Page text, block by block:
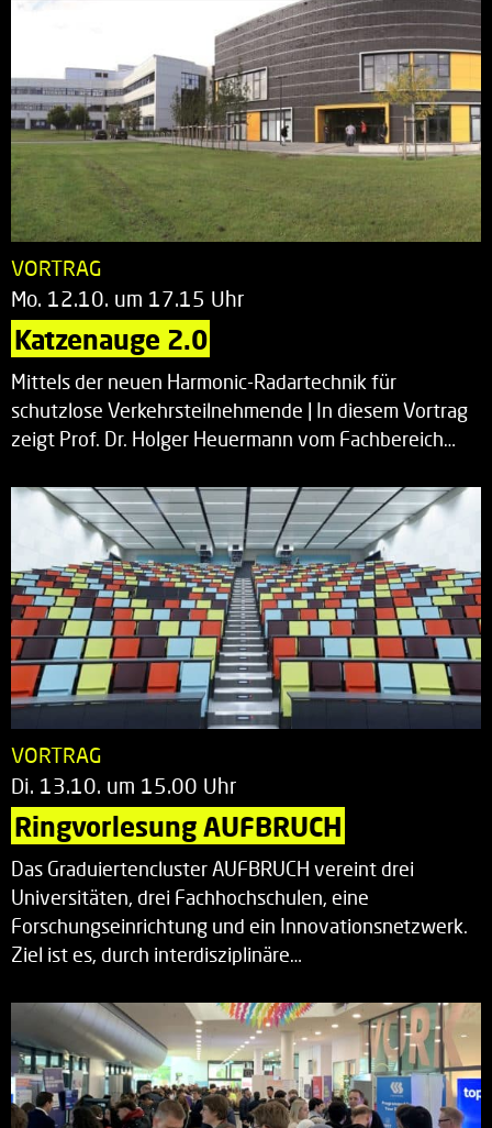
VORTRAG
Mo. 12.10. um 17.15 Uhr
Katzenauge 2.0
Mittels der neuen Harmonic-Radartechnik für
schutzlose Verkehrsteilnehmende | In diesem Vortrag
zeigt Prof. Dr. Holger Heuermann vom Fachbereich…
VORTRAG
Di. 13.10. um 15.00 Uhr
Ringvorlesung AUFBRUCH
Das Graduiertencluster AUFBRUCH vereint drei
Universitäten, drei Fachhochschulen, eine
Forschungseinrichtung und ein Innovationsnetzwerk.
Ziel ist es, durch interdisziplinäre…